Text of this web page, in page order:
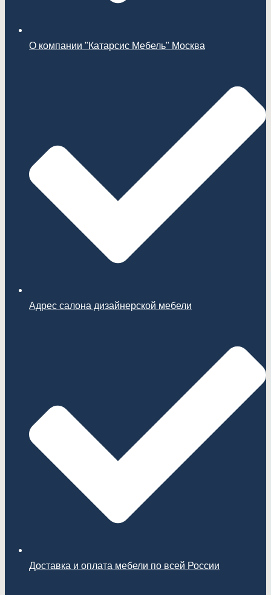
О компании "Катарсис Мебель" Москва
Адрес салона дизайнерской мебели
Доставка и оплата мебели по всей России